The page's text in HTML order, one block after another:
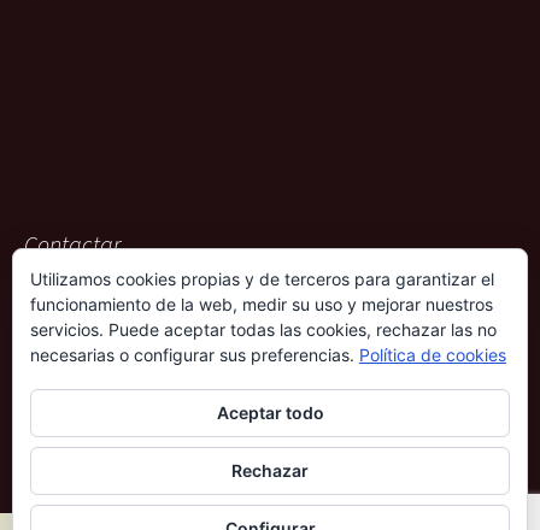
Contactar
ACG Representaciones
Rambla Pulido, 36
38004 – Santa Cruz de Tenerife
901 009 612
690 339 686
Utilizamos cookies propias y de terceros para garantizar el
funcionamiento de la web, medir su uso y mejorar nuestros
servicios. Puede aceptar todas las cookies, rechazar las no
necesarias o configurar sus preferencias. Política de cookies
Aceptar todo
Rechazar